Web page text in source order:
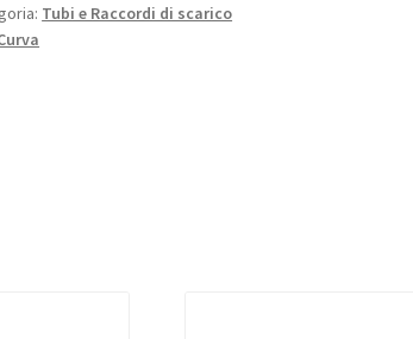
Tubi e Raccordi di scarico